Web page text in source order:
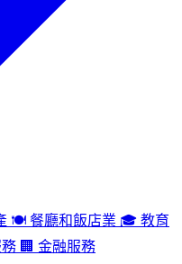
🍽️ 餐廳和飯店業 🎓 教育
🏢 金融服務